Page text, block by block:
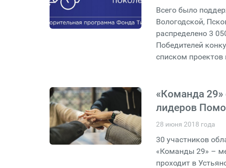
Всего было
Вологодской,
распределено 3
Победителей
списком
«Команда
лидеров
28 июня 2018 года
30 участников
«Команды 29» –
проходит в